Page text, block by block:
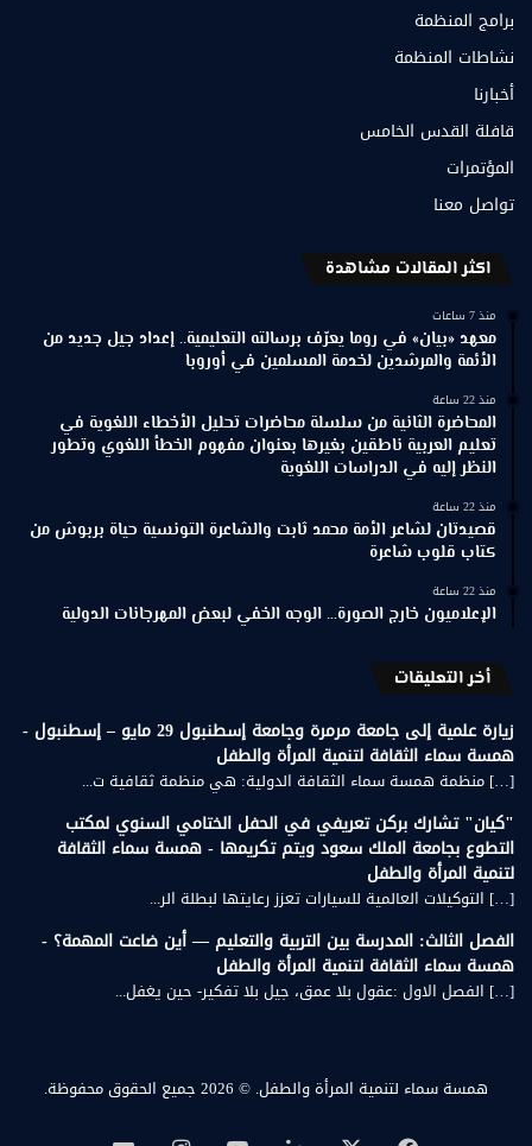
برامج المنظمة
نشاطات المنظمة
أخبارنا
قافلة القدس الخامس
المؤتمرات
تواصل معنا
اكثر المقالات مشاهدة
منذ 7 ساعات
معهد «بيان» في روما يعرّف برسالته التعليمية.. إعداد جيل جديد من
الأئمة والمرشدين لخدمة المسلمين في أوروبا
منذ 22 ساعة
المحاضرة الثانية من سلسلة محاضرات تحليل الأخطاء اللغوية في
تعليم العربية ناطقين بغيرها بعنوان مفهوم الخطأ اللغوي وتطور
النظر إليه في الدراسات اللغوية
منذ 22 ساعة
قصيدتان لشاعر الأمة محمد ثابت والشاعرة التونسية حياة بربوش من
كتاب قلوب شاعرة
منذ 22 ساعة
الإعلاميون خارج الصورة… الوجه الخفي لبعض المهرجانات الدولية
أخر التعليقات
زيارة علمية إلى جامعة مرمرة وجامعة إسطنبول 29 مايو – إسطنبول -
همسة سماء الثقافة لتنمية المرأة والطفل
[…] منظمة همسة سماء الثقافة الدولية: هي منظمة ثقافية ت...
"كيان" تشارك بركن تعريفي في الحفل الختامي السنوي لمكتب
التطوع بجامعة الملك سعود ويتم تكريمها - همسة سماء الثقافة
لتنمية المرأة والطفل
[…] التوكيلات العالمية للسيارات تعزز رعايتها لبطلة الر...
الفصل الثالث: المدرسة بين التربية والتعليم — أين ضاعت المهمة؟ -
همسة سماء الثقافة لتنمية المرأة والطفل
[…] الفصل الاول :عقول بلا عمق، جيل بلا تفكير- حين يغفل...
همسة سماء لتنمية المرأة والطفل. © 2026 جميع الحقوق محفوظة.